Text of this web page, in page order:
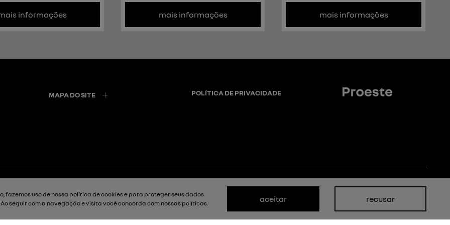
informações mais informações mais informações
MAPA DO SITE POLÍTICA DE PRIVACIDADE
uso de nossa política de cookies e para proteger seus dados
Ao seguir com a navegação e visita você concorda com nossas políticas. aceitar recusar